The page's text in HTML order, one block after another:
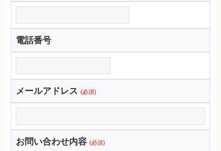
電話番号
メールアドレス (必須)
お問い合わせ内容 (必須)